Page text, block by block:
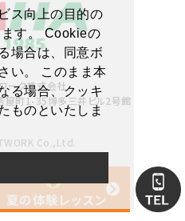
ス向上の目的の
す。 Cookieの
場合は、同意ボ
い。 このまま本
る場合、クッキ
ものといたしま
夏の体験レッスン
夏の体験レッスン
ーク株式会社
町1-35博多三井ビル2号館
Co.,Ltd.